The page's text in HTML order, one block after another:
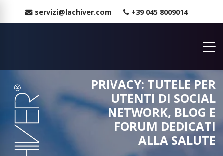
servizi@lachiver.com +39 045 8009014
PRIVACY: TUTELE PER
UTENTI DI SOCIAL
NETWORK, BLOG E
FORUM DEDICATI
ALLA SALUTE